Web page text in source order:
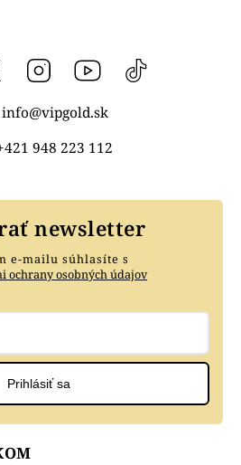
vipgoldsk Instagram YouTube
info@vipgold.sk
948 223 112
newsletter
e-mailu súhlasíte s
ochrany osobných údajov
Prihlásiť sa